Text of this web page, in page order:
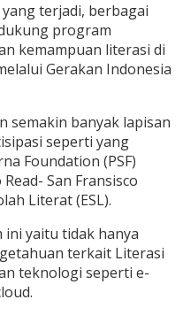
terjadi, berbagai
program
kemampuan literasi di
Gerakan Indonesia
semakin banyak lapisan
seperti yang
Foundation (PSF)
San Fransisco
Literat (ESL).
yaitu tidak hanya
terkait Literasi
teknologi seperti e-